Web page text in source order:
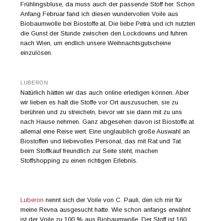
Frühlingsbluse, da muss auch der passende Stoff her. Schon
Anfang Februar fand ich diesen wundervollen Voile aus
Biobaumwolle bei Biostoffe.at. Die liebe Petra und ich nutzten
die Gunst der Stunde zwischen den Lockdowns und fuhren
nach Wien, um endlich unsere Weihnachtsgutscheine
einzulösen.
LUBERON
Natürlich hätten wir das auch online erledigen können. Aber
wir lieben es halt die Stoffe vor Ort auszusuchen, sie zu
berühren und zu streicheln, bevor wir sie dann mit zu uns
nach Hause nehmen. Ganz abgesehen davon ist Biostoffe.at
allemal eine Reise wert. Eine unglaublich große Auswahl an
Biostoffen und liebevolles Personal, das mit Rat und Tat
beim Stoffkauf freundlich zur Seite steht, machen
Stoffshopping zu einen richtigen Erlebnis.
Luberon nennt sich der Voile von C. Pauli, den ich mir für
meine Revna ausgesucht hatte. Wie schon anfangs erwähnt
ist der Voile zu 100 % aus Biobaumwolle. Der Stoff ist 160